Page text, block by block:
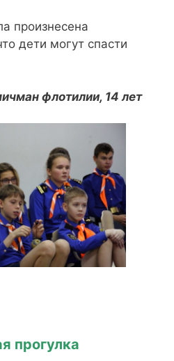
произнесена
дети могут спасти
флотилии, 14 лет
прогулка